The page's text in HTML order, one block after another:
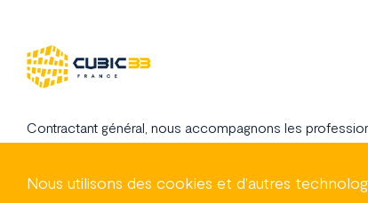
Contractant général, nous accompagnons les
en France.
Nous utilisons des cookies et d'autres